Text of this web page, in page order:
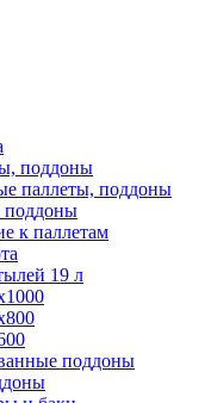
поддоны
паллеты, поддоны
поддоны
к паллетам
19 л
поддоны